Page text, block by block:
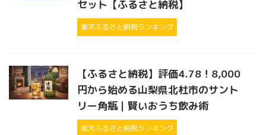
セット【ふるさと納税】
楽天ふるさと納税ランキング
【ふるさと納税】評価4.78！8,000
円から始める山梨県北杜市のサント
リー角瓶｜賢いおうち飲み術
楽天ふるさと納税ランキング